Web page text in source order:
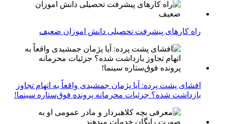
راه کارهای پیشرفت تحصیلی دانش اموزان ضعیف
افشای پشت پرده: آیا پژمان جمشیدی واقعاً به اتهام تجاوز
بازداشت شده؟ جزئیات محرمانه پرونده فوق‌ستاره سینما!